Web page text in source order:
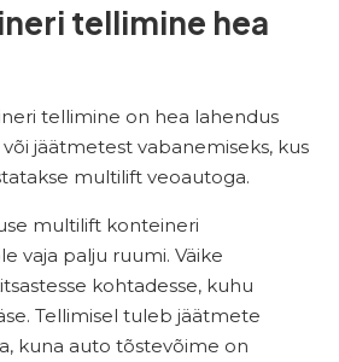
tellimine hea
tellimine on hea lahendus
jäätmetest vabanemiseks, kus
multilift veoautoga.
multilift konteineri
vaja palju ruumi. Väike
kohtadesse, kuhu
Tellimisel tuleb jäätmete
kuna auto tõstevõime on